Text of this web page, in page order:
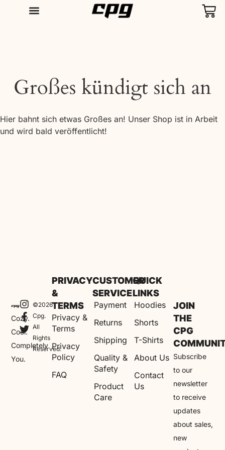
Großes kündigt sich an
Hier bahnt sich etwas Großes an! Unser Shop ist in Arbeit
und wird bald veröffentlicht!
Cozy.
Cool.
Completely
You.
©2026
Cpg.
All
Rights
Reserved.
QUICK
LINKS
Hoodies
Shorts
T-Shirts
About Us
Contact
Us
CUSTOMER
SERVICE
Payment
Returns
Shipping
Quality &
Safety
Product
Care
PRIVACY
&
TERMS
Privacy &
Terms
Privacy
Policy
FAQ
JOIN
THE
CPG
Subscribe
to our
newsletter
to receive
updates
about sales,
new